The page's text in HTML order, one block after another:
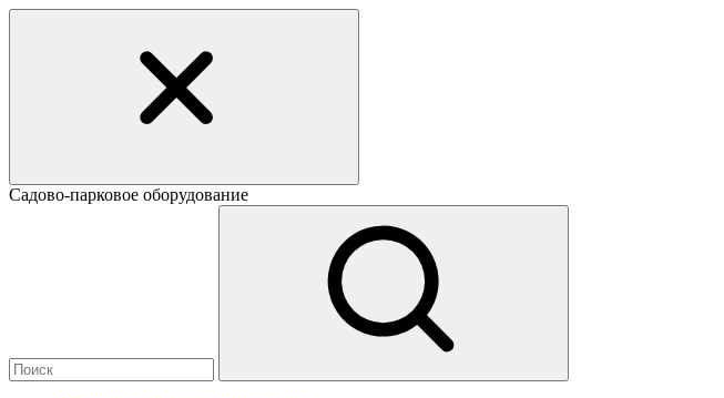
Садово-парковое оборудование